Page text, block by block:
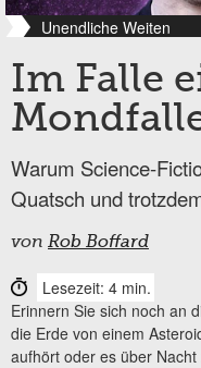
Unendliche Weiten
Im Falle
Warum Science-
Quatsch und
von Rob Boffard
Lesezeit: 4 min.
Erinnern Sie sich noch an
die Erde von einem
aufhört oder es über